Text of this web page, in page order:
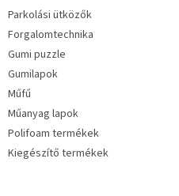
Parkolási ütközők
Forgalomtechnika
Gumi puzzle
Gumilapok
Műfű
Műanyag lapok
Polifoam termékek
Kiegészítő termékek